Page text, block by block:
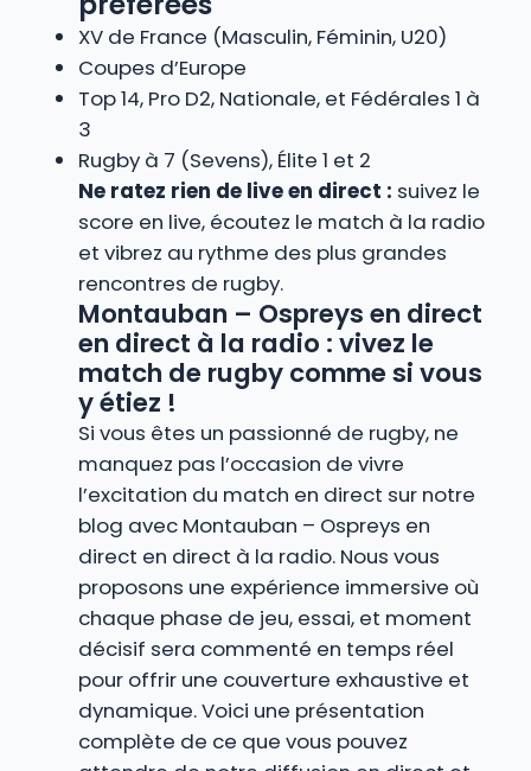
XV de France (Masculin, Féminin, U20)
Coupes d’Europe
Top 14, Pro D2, Nationale, et Fédérales 1 à
3
Rugby à 7 (Sevens), Élite 1 et 2
Ne ratez rien de live en direct : suivez le
score en live, écoutez le match à la radio
et vibrez au rythme des plus grandes
rencontres de rugby.
Montauban – Ospreys en direct
en direct à la radio : vivez le
match de rugby comme si vous
y étiez !
Si vous êtes un passionné de rugby, ne
manquez pas l’occasion de vivre
l’excitation du match en direct sur notre
blog avec Montauban – Ospreys en
direct en direct à la radio. Nous vous
proposons une expérience immersive où
chaque phase de jeu, essai, et moment
décisif sera commenté en temps réel
pour offrir une couverture exhaustive et
dynamique. Voici une présentation
complète de ce que vous pouvez